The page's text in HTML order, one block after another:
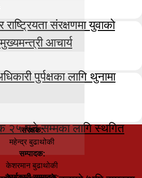
संरक्षणमा युवाको
आचार्य
पुर्पक्षका लागि थुनामा
२५ गते सम्मका लागि स्थगित
संरक्षक:
महेन्द्र बुढाथोकी
सम्पादक:
केशरमान बुढाथोकी